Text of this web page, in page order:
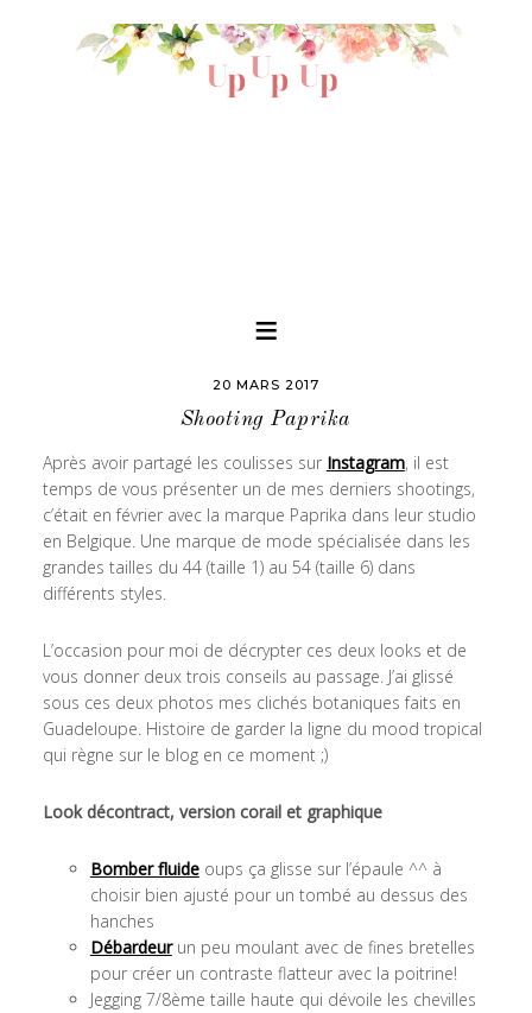
20 MARS 2017
Shooting Paprika
Après avoir partagé les coulisses sur Instagram, il est
temps de vous présenter un de mes derniers shootings,
c’était en février avec la marque Paprika dans leur studio
en Belgique. Une marque de mode spécialisée dans les
grandes tailles du 44 (taille 1) au 54 (taille 6) dans
différents styles.
L’occasion pour moi de décrypter ces deux looks et de
vous donner deux trois conseils au passage. J’ai glissé
sous ces deux photos mes clichés botaniques faits en
Guadeloupe. Histoire de garder la ligne du mood tropical
qui règne sur le blog en ce moment ;)
Look décontract, version corail et graphique
Bomber fluideoups ça glisse sur l’épaule ^^ à
choisir bien ajusté pour un tombé au dessus des
hanches
Débardeurun peu moulant avec de fines bretelles
pour créer un contraste flatteur avec la poitrine!
Jegging 7/8ème taille haute qui dévoile les chevilles